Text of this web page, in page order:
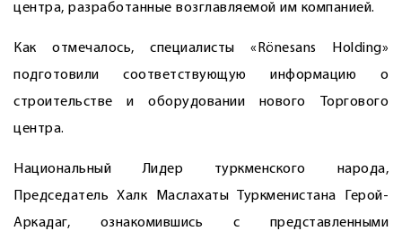
центра, разработанные возглавляемой им компанией.
Как отмечалось, специалис­ты «Rönesans Holding»
подготовили соответствующую информацию о
строительстве и оборудовании нового Торгового
центра.
Национальный Лидер туркменского народа,
Председатель Халк Маслахаты Туркменистана Герой-
Аркадаг, ознакомившись с представленными